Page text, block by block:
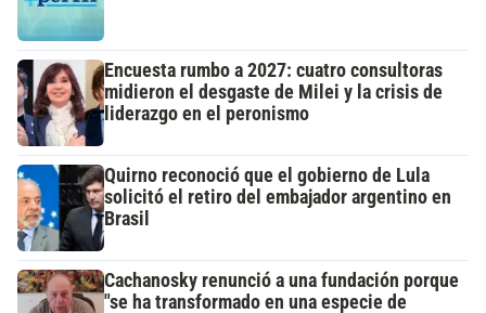
Encuesta rumbo a 2027: cuatro consultoras
midieron el desgaste de Milei y la crisis de
liderazgo en el peronismo
Quirno reconoció que el gobierno de Lula
solicitó el retiro del embajador argentino en
Brasil
Cachanosky renunció a una fundación porque
"se ha transformado en una especie de